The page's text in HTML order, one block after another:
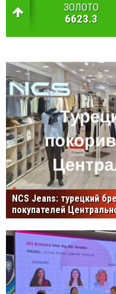
ЗОЛОТО
6623.3
NCS Jeans: турецкий
покупателей